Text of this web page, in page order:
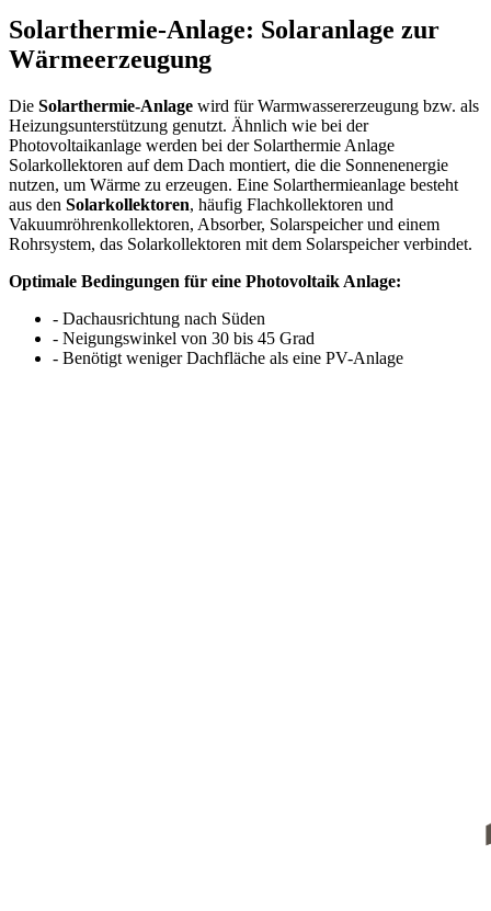
Solarthermie-Anlage: Solaranlage zur
Wärmeerzeugung
Die Solarthermie-Anlage wird für Warmwassererzeugung bzw. als
Heizungsunterstützung genutzt. Ähnlich wie bei der
Photovoltaikanlage werden bei der Solarthermie Anlage
Solarkollektoren auf dem Dach montiert, die die Sonnenenergie
nutzen, um Wärme zu erzeugen. Eine Solarthermieanlage besteht
aus den Solarkollektoren, häufig Flachkollektoren und
Vakuumröhrenkollektoren, Absorber, Solarspeicher und einem
Rohrsystem, das Solarkollektoren mit dem Solarspeicher verbindet.
Optimale Bedingungen für eine Photovoltaik Anlage:
- Dachausrichtung nach Süden
- Neigungswinkel von 30 bis 45 Grad
- Benötigt weniger Dachfläche als eine PV-Anlage